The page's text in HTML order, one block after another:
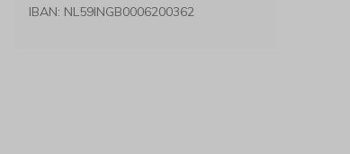
IBAN: NL59INGB0006200362